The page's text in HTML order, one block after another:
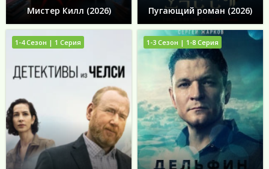
Мистер Килл (2026) Пугающий роман (2026)
1-4 Сезон | 1 Серия 1-3 Сезон | 1-8 Серия